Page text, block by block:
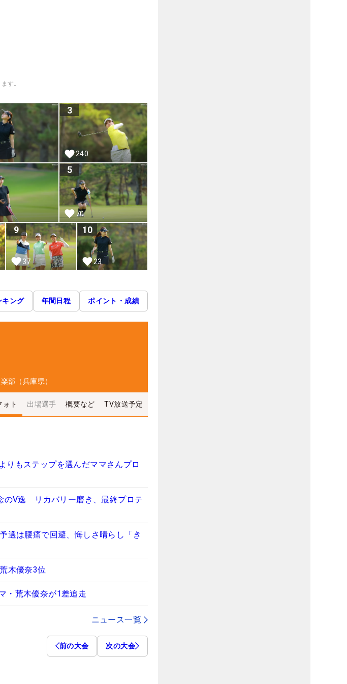
す。
3
240
5
70
9
37
10
23
キング 年間日程 ポイント・成績
部（兵庫県）
ォト 出場選手 概要など TV放送予定
もステップを選んだママさんプロ
のV逸 リカバリー磨き、最終プロテ
は腰痛で回避、悔しさ晴らし「き
木優奈3位
・荒木優奈が1差追走
ニュース一覧
前の大会 次の大会